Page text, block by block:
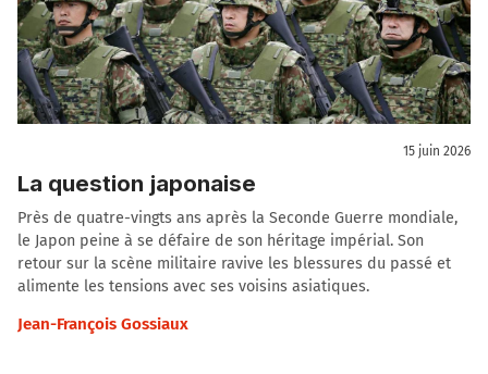
15 juin 2026
La question japonaise
Près de quatre-vingts ans après la Seconde Guerre mondiale,
le Japon peine à se défaire de son héritage impérial. Son
retour sur la scène militaire ravive les blessures du passé et
alimente les tensions avec ses voisins asiatiques.
Jean-François Gossiaux